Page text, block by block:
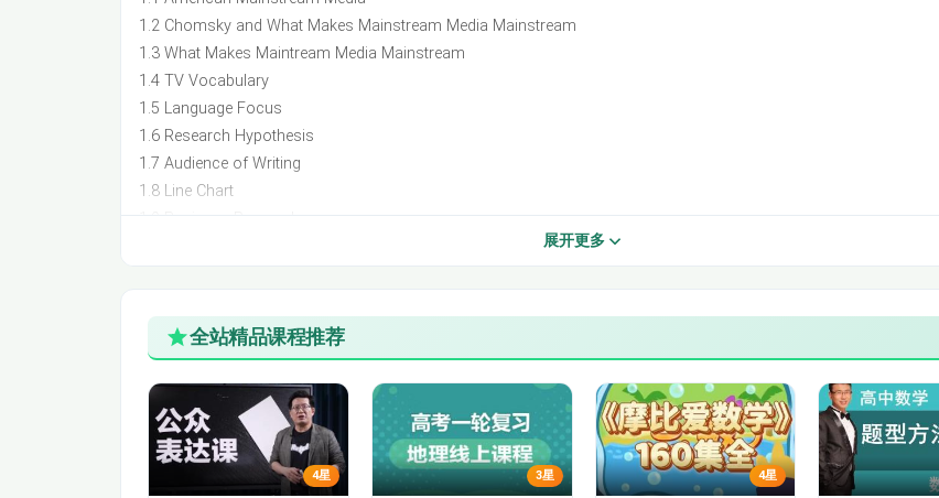
2.9 商务技能：Intercultural Communications Barriers
3.1 概念导入：Prejudice and Stereotype
3.3 篇章结构：On National Prejudices
3.9 商业技能：Dealing with Conflict
4.1 Monopoly 4.2 Microsoft Anti-trust Litigation
4.3 A Matter of Sovereignty 4.4 Trial
4.5 Language Focus 4.6 The Anti-trust Law
1.2 Chomsky and What Makes Mainstream Media Mainstream
1.3 What Makes Maintream Media Mainstream
1.4 TV Vocabulary
1.5 Language Focus
1.6 Research Hypothesis
1.7 Audience of Writing
1.8 Line Chart
2.3 篇章结构：The Great Seduction
2.4 词汇拓展：Words and Expressions
2.5语言难点：Difficult Sentences
2.6 修辞语法：Parallelism
2.7 写作指导：Topic Sentences
2.8 商务写作：Bar Charts
2.9 商务技能：Intercultural Communications Barriers
展开更多
全站精品课程推荐
4星 3星 4星